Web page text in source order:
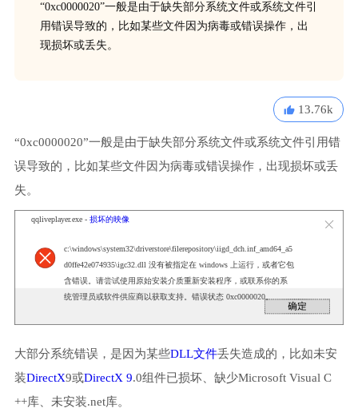
“0xc0000020”一般是由于缺失部分系统文件或系统文件引
用错误导致的，比如某些文件因为病毒或错误操作，出
现损坏或丢失。
13.76k
“0xc0000020”一般是由于缺失部分系统文件或系统文件引用错
误导致的，比如某些文件因为病毒或错误操作，出现损坏或丢
失。
qqliveplayer.exe - 损坏的映像
c:\windows\system32\driverstore\filerepository\iigd_dch.inf_amd64_a5
d0ffe42e074935\igc32.dll 没有被指定在 windows 上运行，或者它包
含错误。请尝试使用原始安装介质重新安装程序，或联系你的系
统管理员或软件供应商以获取支持。错误状态 0xc0000020。
大部分系统错误，是因为某些DLL文件丢失造成的，比如未安
装DirectX9或DirectX 9.0组件已损坏、缺少Microsoft Visual C
++库、未安装.net库。